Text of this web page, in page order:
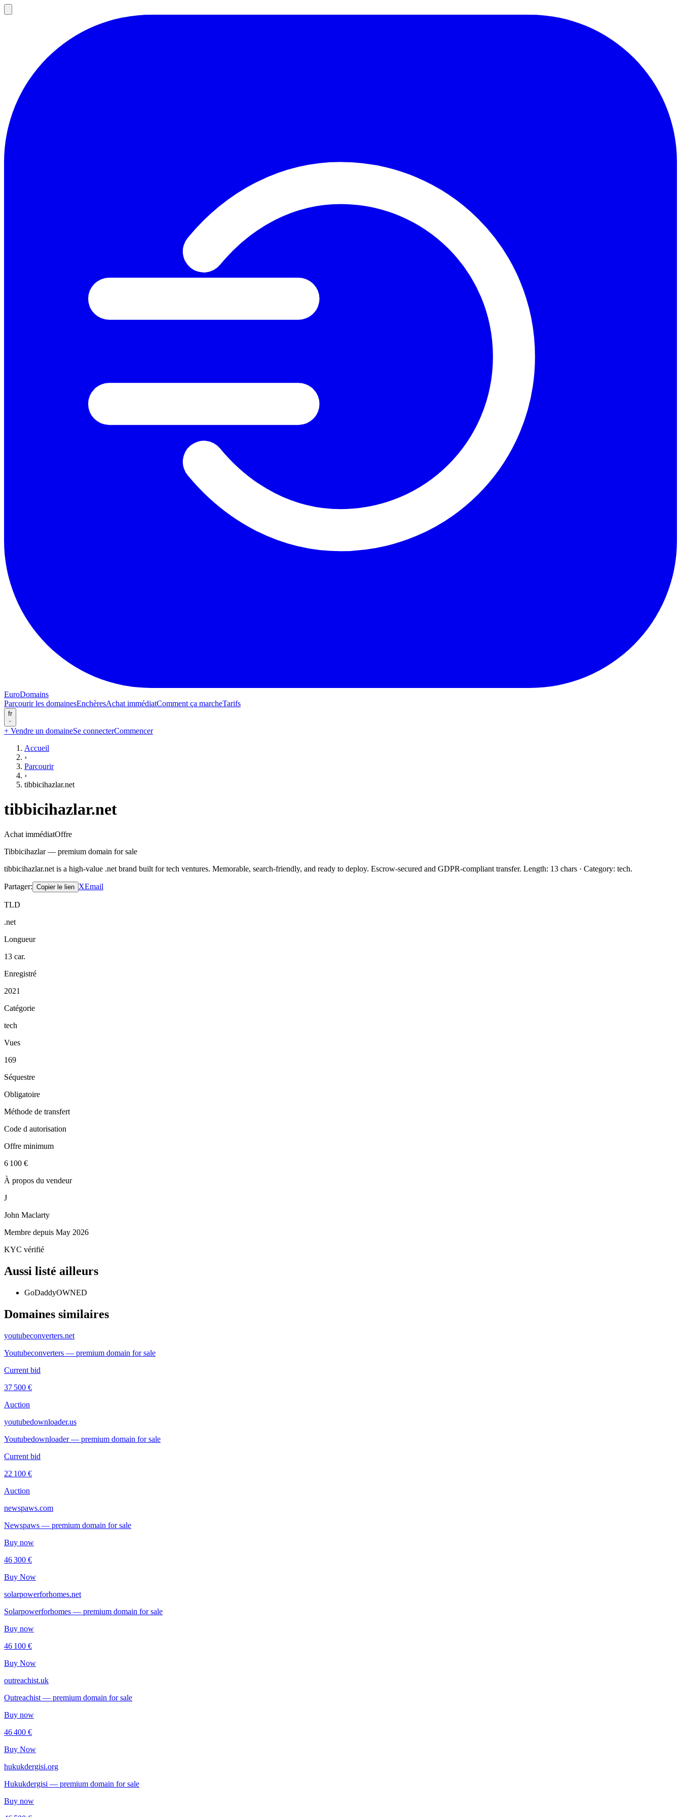
EuroDomains
Parcourir les domainesEnchèresAchat immédiatComment ça marcheTarifs
fr
+ Vendre un domaineSe connecterCommencer
Accueil
›
Parcourir
›
tibbicihazlar.net
tibbicihazlar.net
Achat immédiatOffre
Tibbicihazlar — premium domain for sale
tibbicihazlar.net is a high-value .net brand built for tech ventures. Memorable, search-friendly, and ready to deploy. Escrow-secured and GDPR-compliant transfer. Length: 13 chars · Category: tech.
Partager: Copier le lien XEmail
TLD
.net
Longueur
13 car.
Enregistré
2021
Catégorie
tech
Vues
169
Séquestre
Obligatoire
Méthode de transfert
Code d autorisation
Offre minimum
6 100 €
À propos du vendeur
J
John Maclarty
Membre depuis May 2026
KYC vérifié
Aussi listé ailleurs
GoDaddyOWNED
Domaines similaires
youtubeconverters.net
Youtubeconverters — premium domain for sale
Current bid
37 500 €
Auction
youtubedownloader.us
Youtubedownloader — premium domain for sale
Current bid
22 100 €
Auction
newspaws.com
Newspaws — premium domain for sale
Buy now
46 300 €
Buy Now
solarpowerforhomes.net
Solarpowerforhomes — premium domain for sale
Buy now
46 100 €
Buy Now
outreachist.uk
Outreachist — premium domain for sale
Buy now
46 400 €
Buy Now
hukukdergisi.org
Hukukdergisi — premium domain for sale
Buy now